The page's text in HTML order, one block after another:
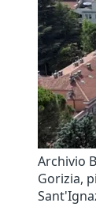
Archivio
Gorizia,